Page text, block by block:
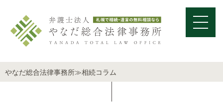
やなだ総合法律事務所≫相続コラム